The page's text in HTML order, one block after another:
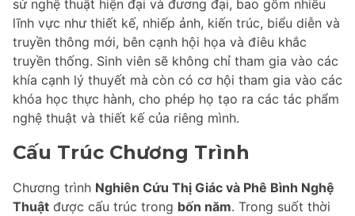
sử nghệ thuật hiện đại và đương đại, bao gồm nhiều
lĩnh vực như thiết kế, nhiếp ảnh, kiến trúc, biểu diễn và
truyền thông mới, bên cạnh hội họa và điêu khắc
truyền thống. Sinh viên sẽ không chỉ tham gia vào các
khía cạnh lý thuyết mà còn có cơ hội tham gia vào các
khóa học thực hành, cho phép họ tạo ra các tác phẩm
nghệ thuật và thiết kế của riêng mình.
Cấu Trúc Chương Trình
Chương trình Nghiên Cứu Thị Giác và Phê Bình Nghệ
Thuật được cấu trúc trong bốn năm. Trong suốt thời